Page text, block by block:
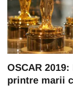
OSCAR
printre marii